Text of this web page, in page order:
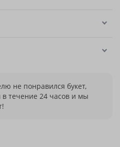
не понравился букет,
течение 24 часов и мы